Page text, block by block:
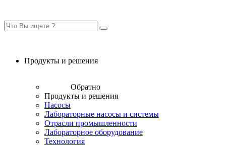
Продукты и решения
Обратно
Продукты и решения
Насосы
Лабораторные насосы и системы
Отрасли промышленности
Лабораторное оборудование
Технология